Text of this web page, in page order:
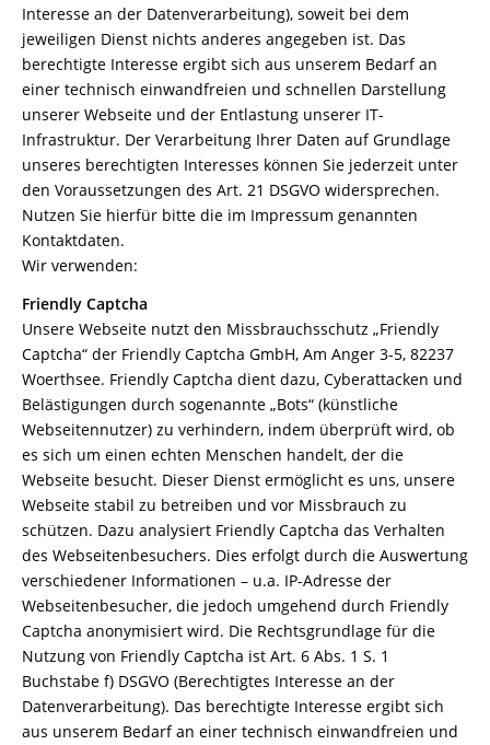
Interesse an der Datenverarbeitung), soweit bei dem
jeweiligen Dienst nichts anderes angegeben ist. Das
berechtigte Interesse ergibt sich aus unserem Bedarf an
einer technisch einwandfreien und schnellen Darstellung
unserer Webseite und der Entlastung unserer IT-
Infrastruktur. Der Verarbeitung Ihrer Daten auf Grundlage
unseres berechtigten Interesses können Sie jederzeit unter
den Voraussetzungen des Art. 21 DSGVO widersprechen.
Nutzen Sie hierfür bitte die im Impressum genannten
Kontaktdaten.
Wir verwenden:
Friendly Captcha
Unsere Webseite nutzt den Missbrauchsschutz „Friendly
Captcha“ der Friendly Captcha GmbH, Am Anger 3-5, 82237
Woerthsee. Friendly Captcha dient dazu, Cyberattacken und
Belästigungen durch sogenannte „Bots“ (künstliche
Webseitennutzer) zu verhindern, indem überprüft wird, ob
es sich um einen echten Menschen handelt, der die
Webseite besucht. Dieser Dienst ermöglicht es uns, unsere
Webseite stabil zu betreiben und vor Missbrauch zu
schützen. Dazu analysiert Friendly Captcha das Verhalten
des Webseitenbesuchers. Dies erfolgt durch die Auswertung
verschiedener Informationen – u.a. IP-Adresse der
Webseitenbesucher, die jedoch umgehend durch Friendly
Captcha anonymisiert wird. Die Rechtsgrundlage für die
Nutzung von Friendly Captcha ist Art. 6 Abs. 1 S. 1
Buchstabe f) DSGVO (Berechtigtes Interesse an der
Datenverarbeitung). Das berechtigte Interesse ergibt sich
aus unserem Bedarf an einer technisch einwandfreien und